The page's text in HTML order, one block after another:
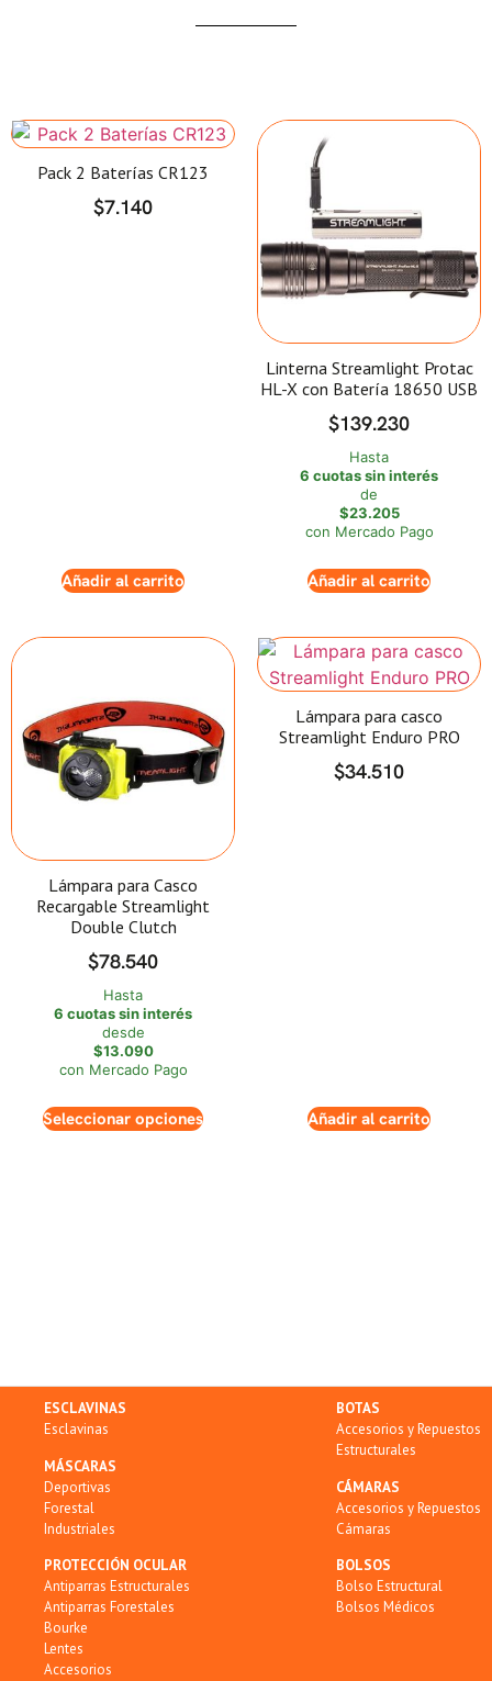
Pack 2 Baterías CR123
$7.140
Añadir al carrito
Linterna Streamlight Protac
HL-X con Batería 18650 USB
$139.230
Hasta
6 cuotas sin interés
de
$23.205
con Mercado Pago
Añadir al carrito
Lámpara para Casco
Recargable Streamlight
Double Clutch
$78.540
Hasta
6 cuotas sin interés
desde
$13.090
con Mercado Pago
Seleccionar opciones
Lámpara para casco
Streamlight Enduro PRO
$34.510
Añadir al carrito
ESCLAVINAS
Esclavinas
MÁSCARAS
Deportivas
Forestal
Industriales
PROTECCIÓN OCULAR
Antiparras Estructurales
Antiparras Forestales
Bourke
Lentes
Accesorios
BOTAS
Accesorios y Repuestos
Estructurales
CÁMARAS
Accesorios y Repuestos
Cámaras
BOLSOS
Bolso Estructural
Bolsos Médicos